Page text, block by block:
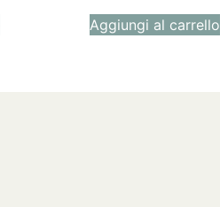
Aggiungi al carrello